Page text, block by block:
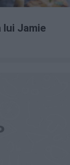
lui Jamie